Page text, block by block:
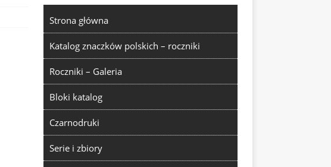
Strona główna
Katalog znaczków polskich – roczniki
Roczniki – Galeria
Bloki katalog
Czarnodruki
Serie i zbiory